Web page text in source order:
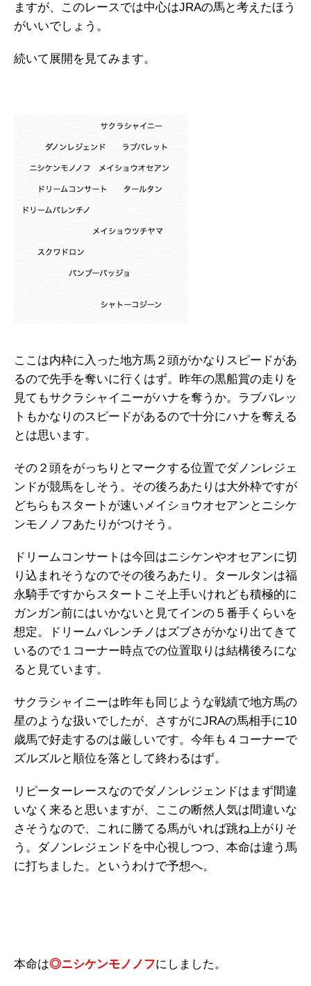
ますが、このレースでは中心はJRAの馬と考えたほう
がいいでしょう。
続いて展開を見てみます。
ここは内枠に入った地方馬２頭がかなりスピードがあ
るので先手を奪いに行くはず。昨年の黒船賞の走りを
見てもサクラシャイニーがハナを奪うか。ラブバレッ
トもかなりのスピードがあるので十分にハナを奪える
とは思います。
その２頭をがっちりとマークする位置でダノンレジェ
ンドが競馬をしそう。その後ろあたりは大外枠ですが
どちらもスタートが速いメイショウオセアンとニシケ
ンモノノフあたりがつけそう。
ドリームコンサートは今回はニシケンやオセアンに切
り込まれそうなのでその後ろあたり。タールタンは福
永騎手ですからスタートこそ上手いけれども積極的に
ガンガン前にはいかないと見てインの５番手くらいを
想定。ドリームバレンチノはズブさがかなり出てきて
いるので１コーナー時点での位置取りは結構後ろにな
ると見ています。
サクラシャイニーは昨年も同じような戦績で地方馬の
星のような扱いでしたが、さすがにJRAの馬相手に10
歳馬で好走するのは厳しいです。今年も４コーナーで
ズルズルと順位を落として終わるはず。
リピーターレースなのでダノンレジェンドはまず間違
いなく来ると思いますが、ここの断然人気は間違いな
さそうなので、これに勝てる馬がいれば跳ね上がりそ
う。ダノンレジェンドを中心視しつつ、本命は違う馬
に打ちました。というわけで予想へ。
本命は◎ニシケンモノノフにしました。